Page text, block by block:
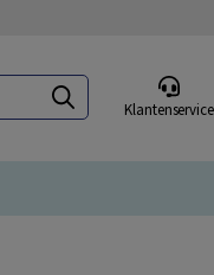
Klantenservice